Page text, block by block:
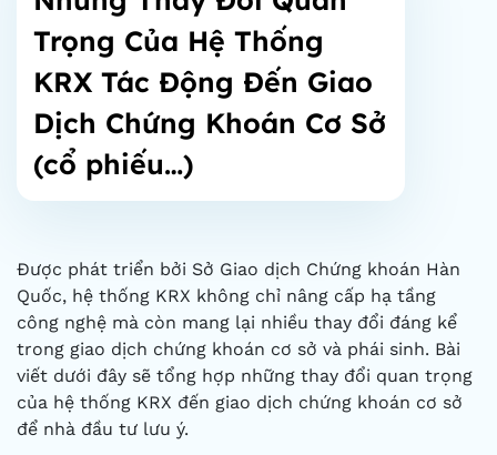
Trọng Của Hệ Thống
KRX Tác Động Đến Giao
Dịch Chứng Khoán Cơ Sở
(cổ phiếu…)
Được phát triển bởi Sở Giao dịch Chứng khoán Hàn
Quốc, hệ thống KRX không chỉ nâng cấp hạ tầng
công nghệ mà còn mang lại nhiều thay đổi đáng kể
trong giao dịch chứng khoán cơ sở và phái sinh. Bài
viết dưới đây sẽ tổng hợp những thay đổi quan trọng
của hệ thống KRX đến giao dịch chứng khoán cơ sở
để nhà đầu tư lưu ý.